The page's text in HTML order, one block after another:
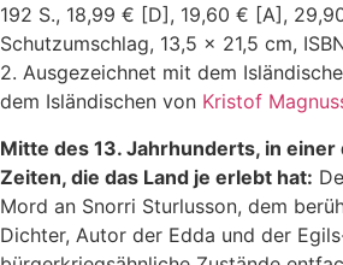
192 S., 18,99 € [D], 19,60 € [A],
Schutzumschlag, 13,5 x 21,5 cm,
2. Ausgezeichnet mit dem
dem Isländischen von Kristof
Mitte des 13. Jahrhunderts, in
Zeiten, die das Land je erlebt hat:
Mord an Snorri Sturlusson, dem
Dichter, Autor der Edda und der